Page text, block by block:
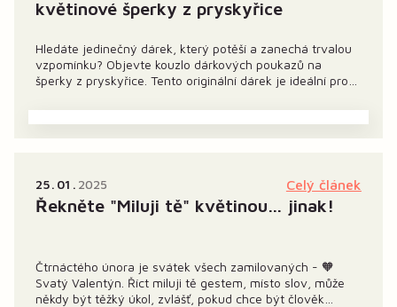
květinové šperky z pryskyřice
Hledáte jedinečný dárek, který potěší a zanechá trvalou
vzpomínku? Objevte kouzlo dárkových poukazů na
šperky z pryskyřice. Tento originální dárek je ideální pro
pro nevěstu, který uchová kouzelnou vzpomínku na její
velký den...
Řekněte "Miluji tě" květinou… jinak!
25 01 2025
Čtrnáctého února je svátek všech zamilovaných - 🧡
Svatý Valentýn. Říct miluji tě gestem, místo slov, může
někdy být těžký úkol, zvlášť, pokud chce být člověk
Celý článek